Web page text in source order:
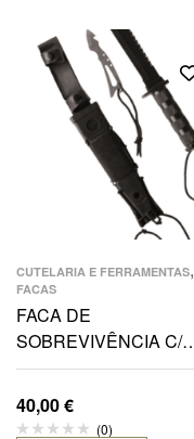
CUTELARIA E FERRAMENTAS,
FACAS
FACA DE
SOBREVIVÊNCIA C/
FUNDA-BK
40,00€
(0)